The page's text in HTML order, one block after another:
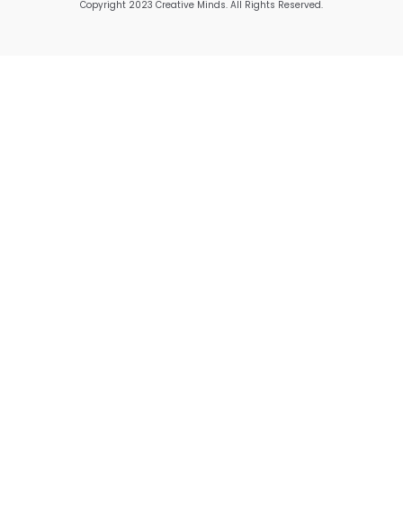
Copyright 2023 Creative Minds. All Rights Reserved.